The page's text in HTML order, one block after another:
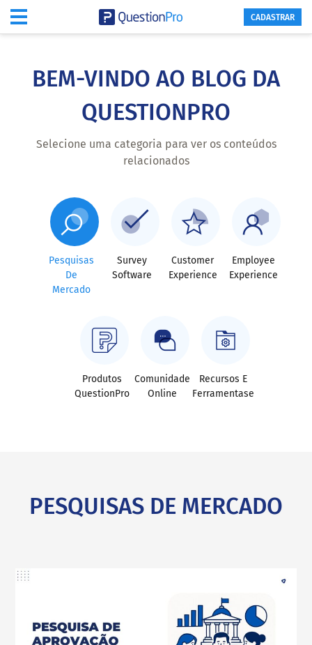
content
CADASTRAR
BEM-VINDO AO BLOG DA
QUESTIONPRO
Selecione uma categoria para ver os conteúdos
relacionados
Pesquisas
De
Mercado
Survey
Software
Customer
Experience
Employee
Experience
Produtos
QuestionPro
Comunidade
Online
Recursos E
Ferramentase
PESQUISAS DE MERCADO